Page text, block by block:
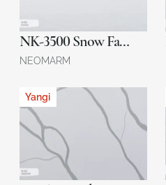
NK-3500 Snow Fairy
NEOMARM
Yangi